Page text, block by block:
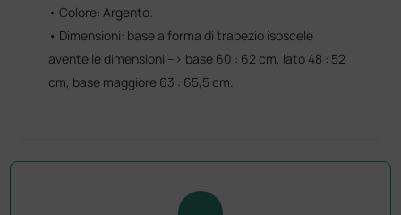
• Colore: Argento.
• Dimensioni: base a forma di trapezio isoscele
avente le dimensioni --> base 60 : 62 cm, lato 48 : 52
cm, base maggiore 63 : 65,5 cm.